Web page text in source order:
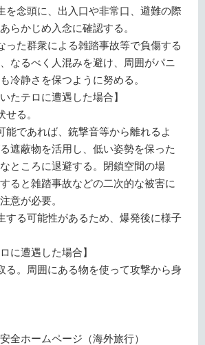
を念頭に、出入口や非常口、避難の際
らかじめ入念に確認する。
った群衆による雑踏事故等で負傷する
なるべく人混みを避け、周囲がパニ
冷静さを保つように努める。
たテロに遭遇した場合】
る。
能であれば、銃撃音等から離れるよ
遮蔽物を活用し、低い姿勢を保った
ところに退避する。閉鎖空間の場
ると雑踏事故などの二次的な被害に
意が必要。
する可能性があるため、爆発後に様子
に遭遇した場合】
る。周囲にある物を使って攻撃から身
全ホームページ（海外旅行）